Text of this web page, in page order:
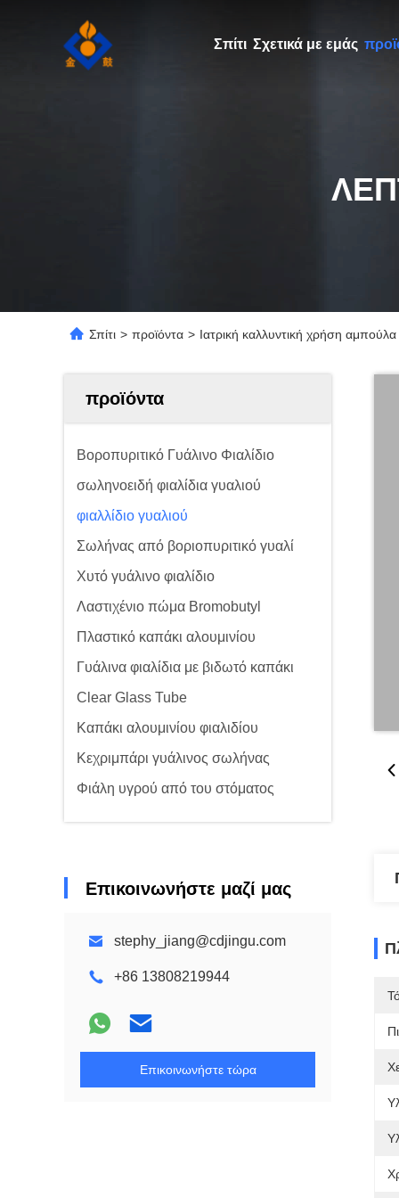
Σπίτι Σχετικά με εμάς
Σπίτι > προϊόντα > Ιατρική καλλυντική χρήση
προϊόντα
Βοροπυριτικό Γυάλινο Φιαλίδιο
σωληνοειδή φιαλίδια γυαλιού
φιαλλίδιο γυαλιού
Σωλήνας από βοριοπυριτικό γυαλί
Χυτό γυάλινο φιαλίδιο
Λαστιχένιο πώμα Bromobutyl
Πλαστικό καπάκι αλουμινίου
Γυάλινα φιαλίδια με βιδωτό καπάκι
Clear Glass Tube
Καπάκι αλουμινίου φιαλιδίου
Κεχριμπάρι γυάλινος σωλήνας
Φιάλη υγρού από του στόματος
Επικοινωνήστε μαζί μας
stephy_jiang@cdjingu.com
+86 13808219944
Επικοινωνήστε τώρα